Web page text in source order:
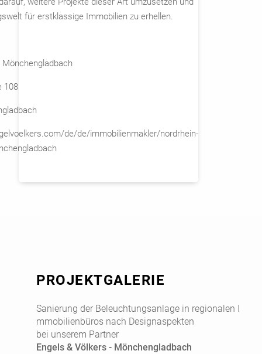
für erstklassige Immobilien zu erhellen.
Mönchengladbach
108
de/de/immobilienmakler/nordrhein-
PROJEKTGALERIE
Sanierung der Beleuchtungsanlage in regionalen I
mmobilienbüros nach Designaspekten
bei unserem Partner
Engels & Völkers - Mönchengladbach